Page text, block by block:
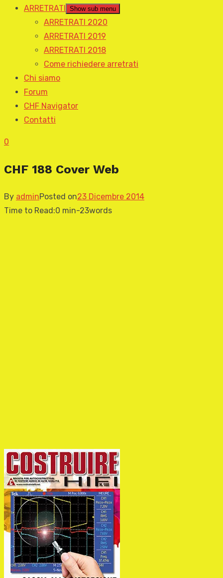
ARRETRATI
Show sub menu
ARRETRATI 2020
ARRETRATI 2019
ARRETRATI 2018
Come richiedere arretrati
Chi siamo
Forum
CHF Navigator
Contatti
0
CHF 188 Cover Web
By adminPosted on23 Dicembre 2014
Time to Read:0 min-23words